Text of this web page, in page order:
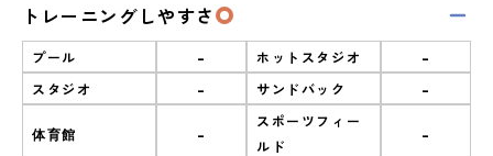
トレーニングしやすさ
プール - ホットスタジオ -
スタジオ - サンドバック -
体育館 -
スポーツフィー
ルド
-